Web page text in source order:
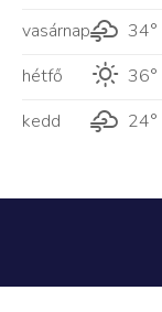
vasárnap
34°
hétfő
36°
kedd
24°